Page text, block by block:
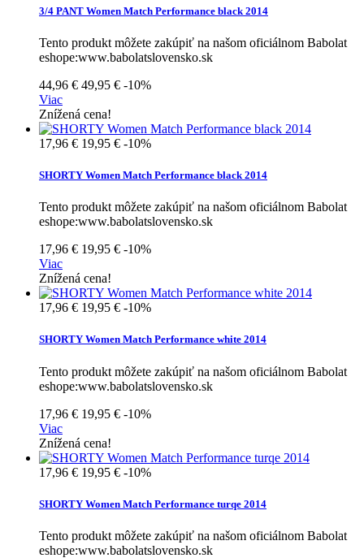
3/4 PANT Women Match Performance black 2014
Tento produkt môžete zakúpiť na našom oficiálnom Babolat
eshope:www.babolatslovensko.sk
44,96 € 49,95 € -10%
Viac
Znížená cena!
17,96 € 19,95 € -10%
SHORTY Women Match Performance black 2014
Tento produkt môžete zakúpiť na našom oficiálnom Babolat
eshope:www.babolatslovensko.sk
17,96 € 19,95 € -10%
Viac
Znížená cena!
17,96 € 19,95 € -10%
SHORTY Women Match Performance white 2014
Tento produkt môžete zakúpiť na našom oficiálnom Babolat
eshope:www.babolatslovensko.sk
17,96 € 19,95 € -10%
Viac
Znížená cena!
17,96 € 19,95 € -10%
SHORTY Women Match Performance turqe 2014
Tento produkt môžete zakúpiť na našom oficiálnom Babolat
eshope:www.babolatslovensko.sk